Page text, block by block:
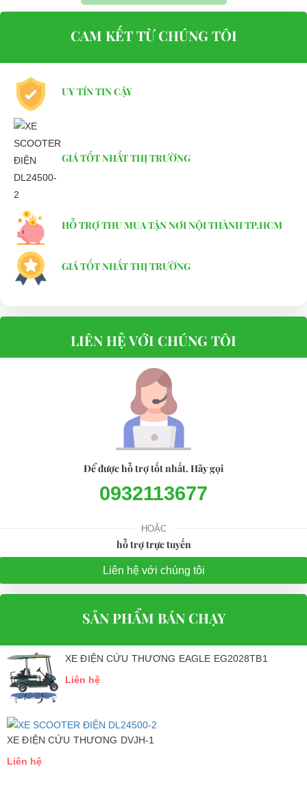
Max.Speed / Tốc độ nhanh nhất 10 Km/h
Weight / Trọng lượng xe
L x W x H
⇒ Xem thêm: Bạn nên chọn mua Xe điện sân golf chất lượng
giá tốt ở đâu?
Để được tư vấn thêm về cách sử dụng xe ô tô điện để tăng tuổi thọ
cho xe hoặc có vấn đề gì cần được hỗ trợ, quý khách vui lòng liên
hệ:
Địa chỉ: 845 Quốc Lộ 13, Phường Hiệp Bình Phước, Thành phố
Điện thoại: 08 68 100 260 ( Châu )
093 211 3677 ( Phú )
phuhuynhkd@gmail.com
phutungxegolf.com
CAM KẾT TỪ CHÚNG TÔI
UY TÍN TIN CẬY
GIÁ TỐT NHẤT THỊ TRƯỜNG
HỖ TRỢ THU MUA TẬN NƠI NỘI THÀNH TP.HCM
GIÁ TỐT NHẤT THỊ TRƯỜNG
LIÊN HỆ VỚI CHÚNG TÔI
Để được hỗ trợ tốt nhất. Hãy gọi
0932113677
HOẶC
hỗ trợ trực tuyến
Liên hệ với chúng tôi
SẢN PHẨM BÁN CHẠY
XE ĐIỆN CỨU THƯƠNG EAGLE EG2028TB1
Liên hệ
XE ĐIỆN CỨU THƯƠNG DVJH-1
Liên hệ